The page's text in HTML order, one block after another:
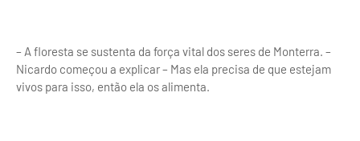
– A floresta se sustenta da força vital dos seres de Monterra. –
Nicardo começou a explicar – Mas ela precisa de que estejam
vivos para isso, então ela os alimenta.